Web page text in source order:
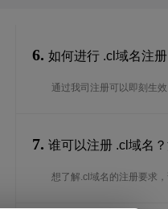
6. 如何进行 .cl域名注册
通过我司注册可以即刻生效
7. 谁可以注册 .cl域名
想了解.cl域名的注册要求，